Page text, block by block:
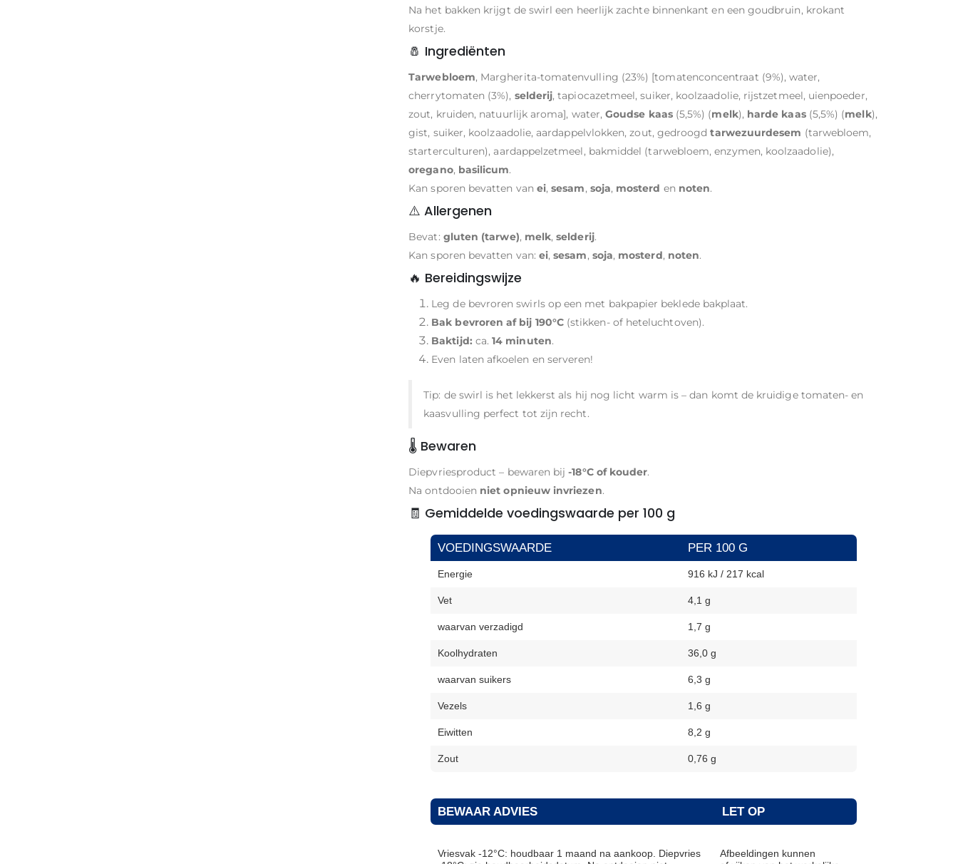
Na het bakken krijgt de swirl een heerlijk zachte binnenkant en een goudbruin, krokant
korstje.
🧂 Ingrediënten
Tarwebloem, Margherita-tomatenvulling (23%) [tomatenconcentraat (9%), water,
cherrytomaten (3%), selderij, tapiocazetmeel, suiker, koolzaadolie, rijstzetmeel, uienpoeder,
zout, kruiden, natuurlijk aroma], water,Goudse kaas(5,5%) (melk), harde kaas(5,5%) (melk),
gist, suiker, koolzaadolie, aardappelvlokken, zout, gedroogdtarwezuurdesem (tarwebloem,
starterculturen), aardappelzetmeel, bakmiddel (tarwebloem, enzymen, koolzaadolie),
oregano, basilicum.
Kan sporen bevatten van ei,sesam, soja, mosterd en noten.
⚠️ Allergenen
Bevat: gluten (tarwe), melk,selderij.
Kan sporen bevatten van: ei,sesam, soja, mosterd, noten.
🔥 Bereidingswijze
Leg de bevroren swirls op een met bakpapier beklede bakplaat.
Bak bevroren af bij 190°C(stikken- of heteluchtoven).
Baktijd: ca.14 minuten.
Even laten afkoelen en serveren!
Tip: de swirl is het lekkerst als hij nog licht warm is – dan komt de kruidige tomaten- en
kaasvulling perfect tot zijn recht.
🌡️ Bewaren
Diepvriesproduct – bewaren bij-18°C of kouder.
Na ontdooien niet opnieuw invriezen.
🧾 Gemiddelde voedingswaarde per 100 g
VOEDINGSWAARDE PER 100 G
Energie 916 kJ / 217 kcal
Vet 4,1 g
waarvan verzadigd 1,7 g
Koolhydraten 36,0 g
waarvan suikers 6,3 g
Vezels 1,6 g
Eiwitten 8,2 g
Zout 0,76 g
BEWAAR ADVIES LET OP
Vriesvak -12°C: houdbaar 1 maand na aankoop. Diepvries
Afbeeldingen kunnen